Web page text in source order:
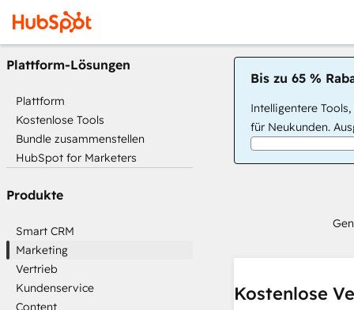
Plattform-Lösungen
Plattform
Kostenlose Tools
Bundle zusammenstellen
HubSpot for Marketers
Produkte
Smart CRM
Marketing
Vertrieb
Kundenservice
Content
Bis zu 65 %
Intelligentere
für Neukunden.
Kostenlose